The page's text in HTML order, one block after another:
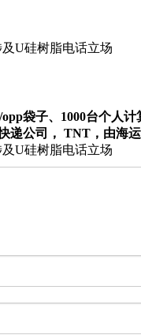
袋子、1000台个人
递公司， TNT，由海